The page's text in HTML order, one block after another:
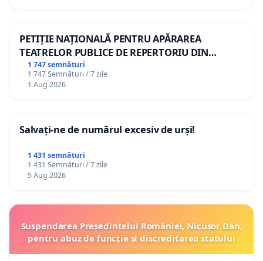
PETIȚIE NAȚIONALĂ PENTRU APĂRAREA
TEATRELOR PUBLICE DE REPERTORIU DIN
ROMÂNIA
1 747 semnături
1 747 Semnături / 7 zile
1 Aug 2026
Salvați-ne de numărul excesiv de urși!
1 431 semnături
1 431 Semnături / 7 zile
5 Aug 2026
Suspendarea Președintelui României, Nicușor Dan,
pentru abuz de funcție și discreditarea statului